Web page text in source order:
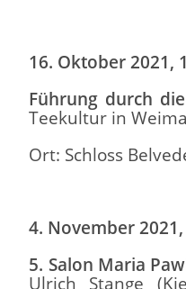
16. Oktober 2021,
Führung durch
Teekultur in
Ort: Schloss
4. November
5. Salon Maria
Ulrich Stange